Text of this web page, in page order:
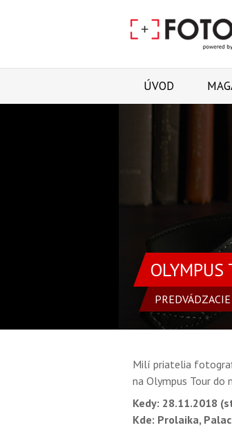
ÚVOD
OLYMPUS
Milí priatelia
na Olympus Tour do
Kedy: 28.11.2018
Kde: Prolaika,